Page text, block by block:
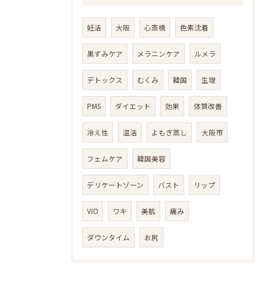
妊活 大阪 心斎橋 色素沈着
黒ずみケア メラニンケア ルメラ
デトックス むくみ 韓国 生理
PMS ダイエット 効果 体質改善
冷え性 温活 よもぎ蒸し 大阪市
フェムケア 韓国美容
デリケートゾーン バスト リップ
VIO ワキ 美肌 痛み
ダウンタイム お尻
LINEで予約・相談